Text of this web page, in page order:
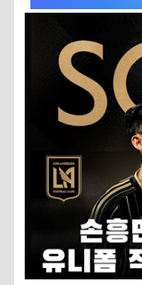
💳 결제 및 배송 과정
💸 관세/부가세 주의사항
🎁 유니폼 싸게 사는 실
📌LAFC 공식몰 유니폼